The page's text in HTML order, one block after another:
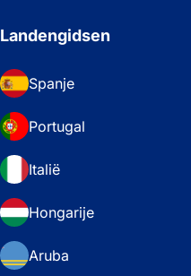
Landengidsen
Spanje
Portugal
Italië
Hongarije
Aruba